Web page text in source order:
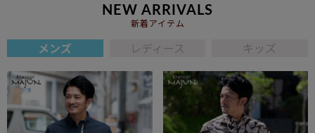
NEW ARRIVALS
新着アイテム
メンズ レディース キッズ